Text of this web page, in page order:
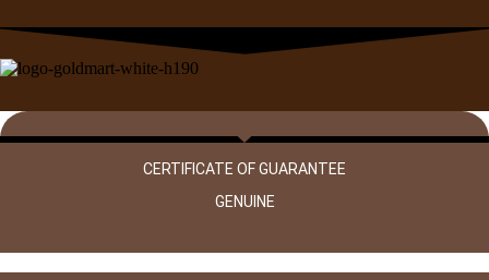
CERTIFICATE OF GUARANTEE
GENUINE